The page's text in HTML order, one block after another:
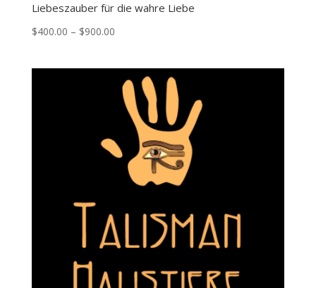
Liebeszauber für die wahre Liebe
$400.00 – $900.00Price
through
$900.00